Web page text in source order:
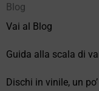
Blog
Vai al Blog
Guida alla scala di
Dischi in vinile, un